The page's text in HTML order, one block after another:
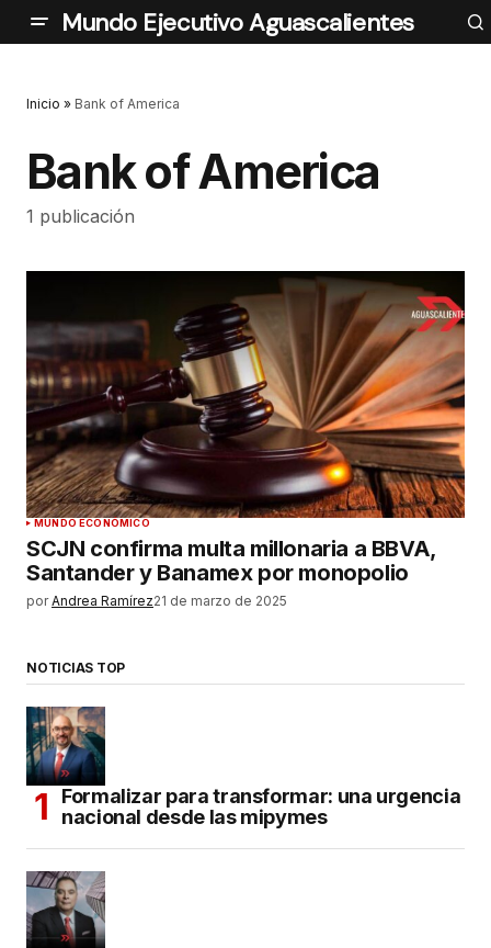
Mundo Ejecutivo Aguascalientes
Inicio » Bank of America
Bank of America
1 publicación
MUNDO ECONÓMICO
SCJN confirma multa millonaria a BBVA,
Santander y Banamex por monopolio
por Andrea Ramírez21 de marzo de 2025
NOTICIAS TOP
Formalizar para transformar: una urgencia
nacional desde las mipymes